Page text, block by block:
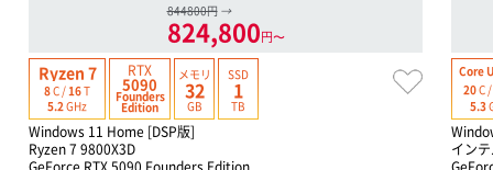
844800円 →
824,800円〜
Ryzen 7
8C /16T
5.2GHz
RTX
5090
Founders
Edition
メモリ
32
GB
SSD
1
TB
Windows 11 Home [DSP版]
Ryzen 7 9800X3D
Core
20C /
5.3
イン